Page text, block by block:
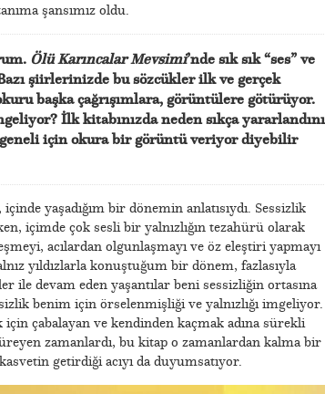
şansımız oldu.
Ölü Karıncalar Mevsimi’nde sık sık “ses” ve
şiirlerinizde bu sözcükler ilk ve gerçek
başka çağrışımlara, görüntülere götürüyor.
İlk kitabınızda neden sıkça
geneli için okura bir görüntü veriyor diyebilir
yaşadığım bir dönemin anlatısıydı. Sessizlik
içimde çok sesli bir yalnızlığın tezahürü olarak
acılardan olgunlaşmayı ve öz eleştiri yapmayı
yıldızlarla konuştuğum bir dönem, fazlasıyla
devam eden yaşantılar beni sessizliğin ortasına
benim için örselenmişliği ve yalnızlığı imgeliyor.
çabalayan ve kendinden kaçmak adına sürekli
zamanlardı, bu kitap o zamanlardan kalma bir
getirdiği acıyı da duyumsatıyor.